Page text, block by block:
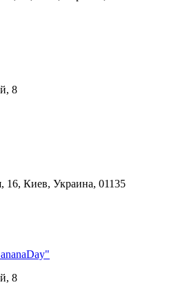
8
16, Киев, Украина, 01135
8